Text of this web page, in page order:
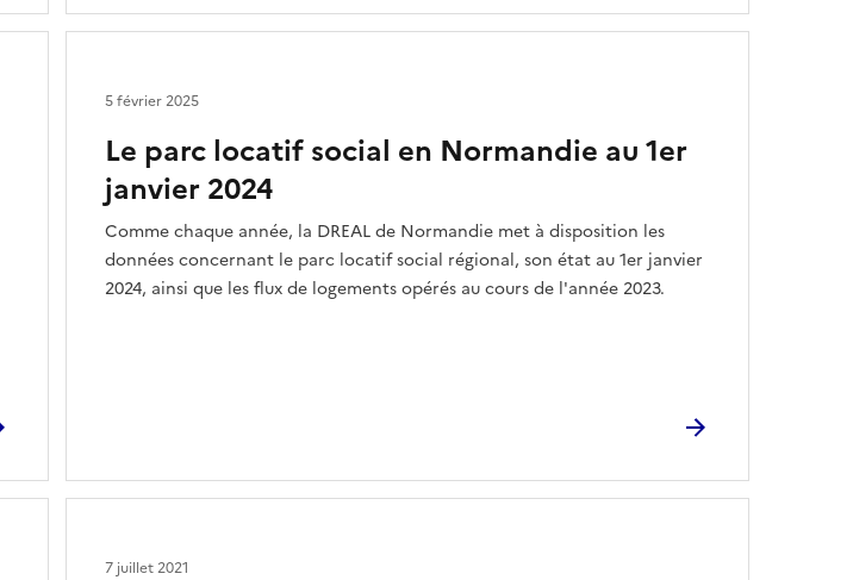
Le parc locatif social en Normandie au 1er
janvier 2024
Comme chaque année, la DREAL de Normandie met à disposition les
données concernant le parc locatif social régional, son état au 1er janvier
2024, ainsi que les flux de logements opérés au cours de l'année 2023.
5 février 2025
7 juillet 2021